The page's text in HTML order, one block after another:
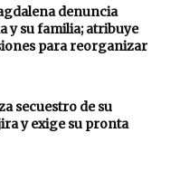
denuncia
y su familia; atribuye
para reorganizar
secuestro de su
y exige su pronta